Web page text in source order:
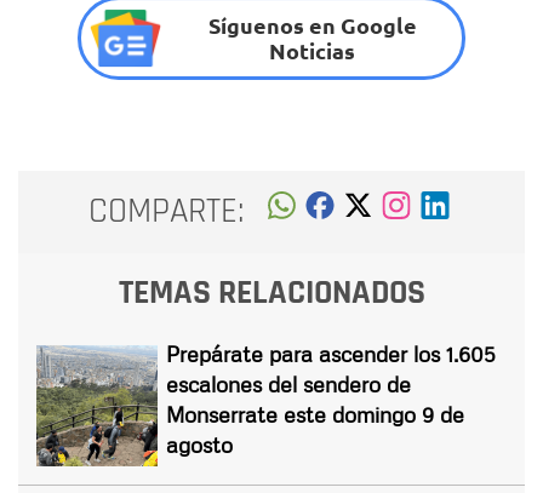
Síguenos en Google
Noticias
COMPARTE:
TEMAS RELACIONADOS
Prepárate para ascender los 1.605
escalones del sendero de
Monserrate este domingo 9 de
agosto